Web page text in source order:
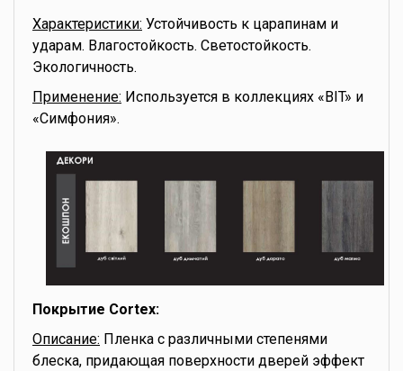
Характеристики: Устойчивость к царапинам и
ударам. Влагостойкость. Светостойкость.
Экологичность.
Применение: Используется в коллекциях «BIT» и
«Симфония».
Покрытие Cortex:
Описание: Пленка с различными степенями
блеска, придающая поверхности дверей эффект